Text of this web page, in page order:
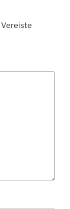
Vereiste